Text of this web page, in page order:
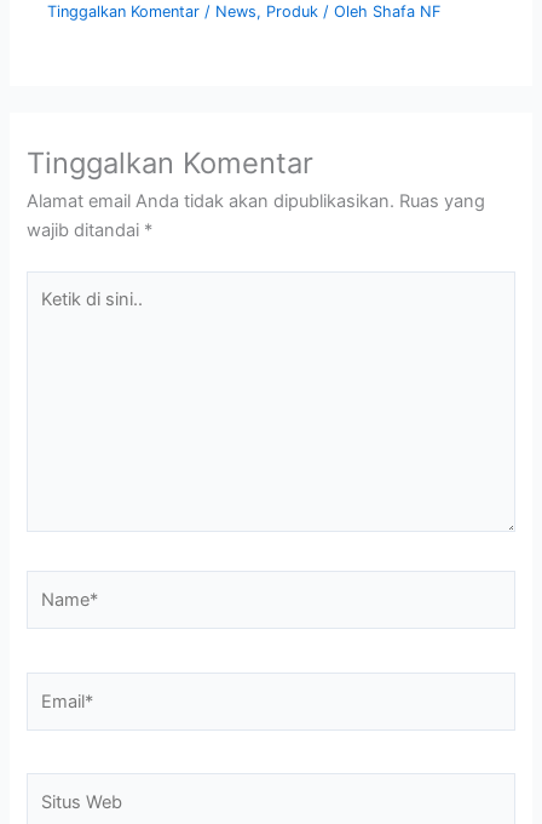
Tinggalkan Komentar / News, Produk / Oleh Shafa NF
Tinggalkan Komentar
Alamat email Anda tidak akan dipublikasikan. Ruas yang
wajib ditandai *
Web